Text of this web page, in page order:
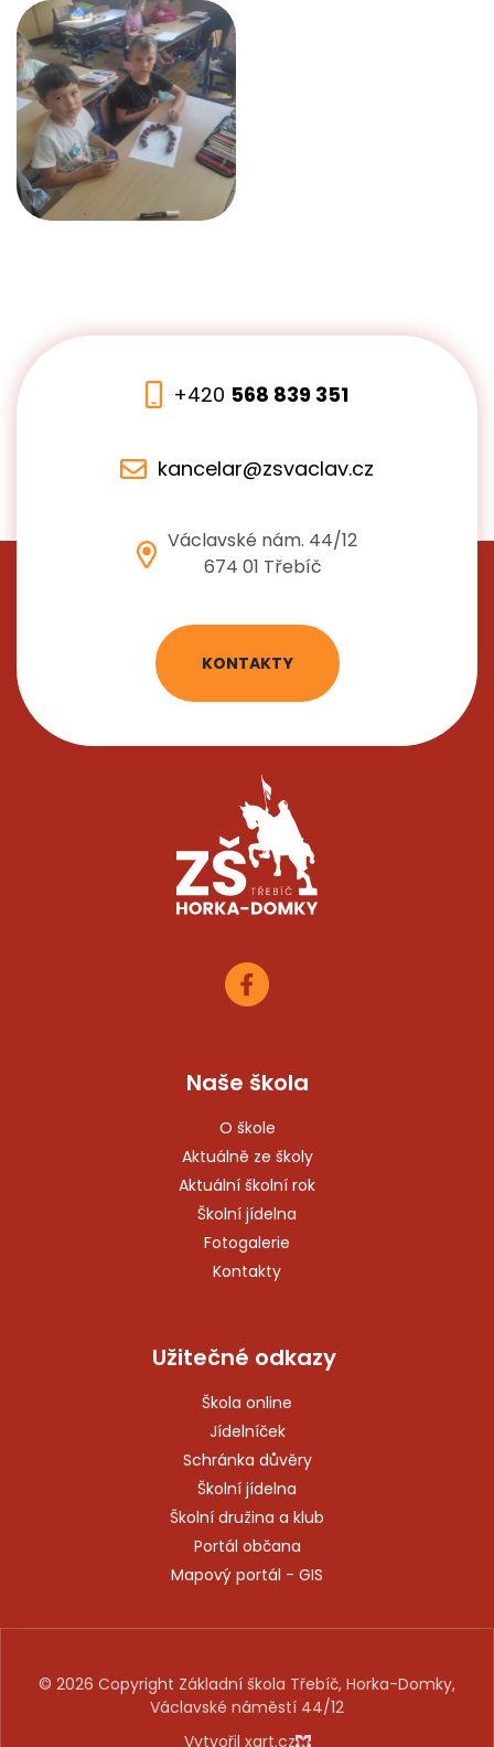
+420 568 839 351
kancelar@zsvaclav.cz
Václavské nám. 44/12
674 01 Třebíč
KONTAKTY
Naše škola
O škole
Aktuálně ze školy
Aktuální školní rok
Školní jídelna
Fotogalerie
Kontakty
Užitečné odkazy
Škola online
Jídelníček
Schránka důvěry
Školní jídelna
Školní družina a klub
Portál občana
Mapový portál - GIS
© 2026 Copyright Základní škola Třebíč, Horka-Domky,
Václavské náměstí 44/12
Vytvořil xart.cz